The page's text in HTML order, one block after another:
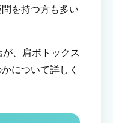
問を持つ方も多い
、肩ボトックス
について詳しく